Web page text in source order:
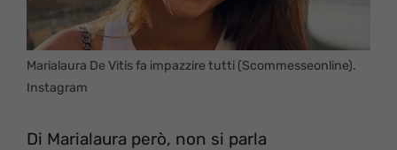
Marialaura De Vitis fa impazzire tutti (Scommesseonline).
Instagram
Di Marialaura però, non si parla